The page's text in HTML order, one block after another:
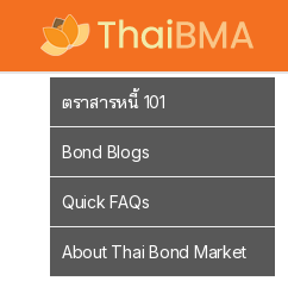
ตราสารหนี้ 101
Bond Blogs
Quick FAQs
About Thai Bond Market